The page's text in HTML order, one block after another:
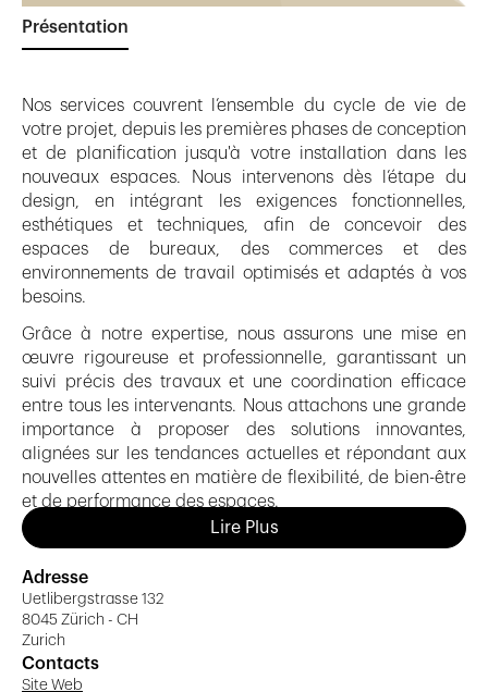
Présentation
Nos services couvrent l’ensemble du cycle de vie de
votre projet, depuis les premières phases de conception
et de planification jusqu'à votre installation dans les
nouveaux espaces. Nous intervenons dès l’étape du
design, en intégrant les exigences fonctionnelles,
esthétiques et techniques, afin de concevoir des
espaces de bureaux, des commerces et des
environnements de travail optimisés et adaptés à vos
besoins.
Grâce à notre expertise, nous assurons une mise en
œuvre rigoureuse et professionnelle, garantissant un
suivi précis des travaux et une coordination efficace
entre tous les intervenants. Nous attachons une grande
importance à proposer des solutions innovantes,
alignées sur les tendances actuelles et répondant aux
nouvelles attentes en matière de flexibilité, de bien-être
et de performance des espaces.
Notre engagement: vous offrir un environnement clé en
optimales.
Lire Plus
Adresse
Uetlibergstrasse 132
8045 Zürich - CH
Zurich
Contacts
Site Web